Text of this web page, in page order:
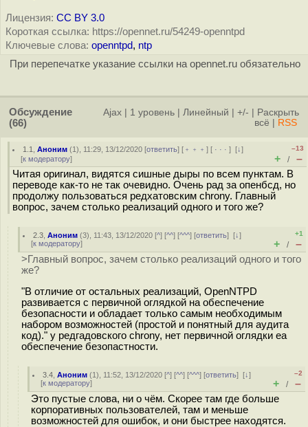
Лицензия: CC BY 3.0
Короткая ссылка: https://opennet.ru/54249-openntpd
Ключевые слова: openntpd, ntp
При перепечатке указание ссылки на opennet.ru обязательно
Обсуждение
(66)
Ajax 1 уровень Линейный +/-
Раскрыть
всё
RSS
1.1 ,Аноним (1), 11:29, 13/12/2020 [ответить] [ ﹢﹢﹢] [ · · ·][↓]
[к модератору]
–13
+ / –
Читая оригинал, видятся сишные дыры по всем пунктам. В
переводе как-то не так очевидно. Очень рад за опенбсд, но
продолжу пользоваться редхатовским chrony. Главный
вопрос, зачем столько реализаций одного и того же?
2.3 ,Аноним (3), 11:43, 13/12/2020 [^] [^^] [^^^] [ответить][↓]
[к модератору]
+1
+ / –
>Главный вопрос, зачем столько реализаций одного и того
же?
"В отличие от остальных реализаций, OpenNTPD
развивается с первичной оглядкой на обеспечение
безопасности и обладает только самым необходимым
набором возможностей (простой и понятный для аудита
код)." у редгадовского chrony, нет первичной оглядки еа
обеспечение безопастности.
3.4 ,Аноним (1), 11:52, 13/12/2020 [^] [^^] [^^^] [ответить][↓]
[к модератору]
–2
+ / –
Это пустые слова, ни о чём. Скорее там где больше
корпоративных пользователей, там и меньше
возможностей для ошибок, и они быстрее находятся.